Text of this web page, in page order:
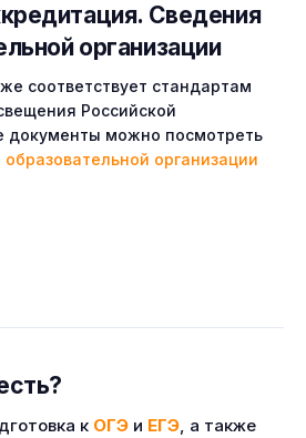
Cведения
организации
соответствует стандартам
Российской
документы можно посмотреть
организации
к ОГЭ и ЕГЭ, а также